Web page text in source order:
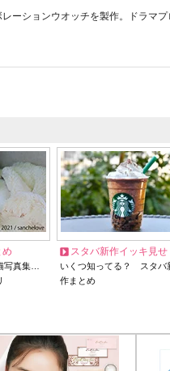
ーションウオッチを製作。ドラマプ
め
写真集…
スタバ新作イッキ見せ
いくつ知ってる？ スタバ
作まとめ